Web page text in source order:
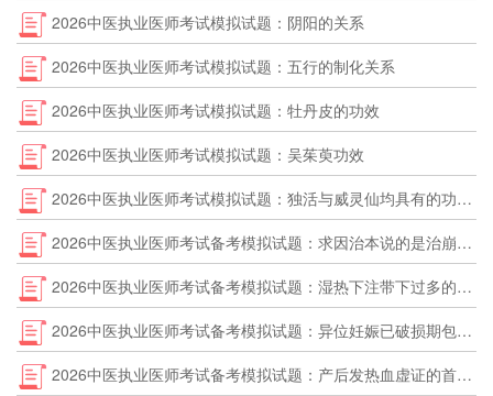
2026中医执业医师考试模拟试题：阴阳的关系
2026中医执业医师考试模拟试题：五行的制化关系
2026中医执业医师考试模拟试题：牡丹皮的功效
2026中医执业医师考试模拟试题：吴茱萸功效
2026中医执业医师考试模拟试题：独活与威灵仙均具有的功效是
2026中医执业医师考试备考模拟试题：求因治本说的是治崩三法中的是
2026中医执业医师考试备考模拟试题：湿热下注带下过多的治法是
2026中医执业医师考试备考模拟试题：异位妊娠已破损期包块型的治法是
2026中医执业医师考试备考模拟试题：产后发热血虚证的首选方是